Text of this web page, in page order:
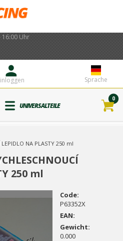
16:00 Uhr
Sprache
UNIVERSALTEILE
0
LEPIDLO NA PLASTY 250 ml
250 ml
Code:
P63352X
EAN:
Gewicht:
0.000